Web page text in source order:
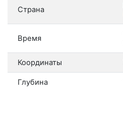
Страна
Время
Координаты
Глубина